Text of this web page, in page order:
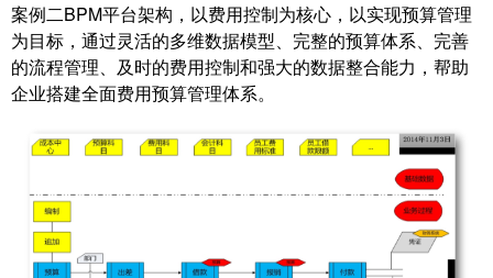
案例二BPM平台架构，以费用控制为核心，以实现预算管理
为目标，通过灵活的多维数据模型、完整的预算体系、完善
的流程管理、及时的费用控制和强大的数据整合能力，帮助
企业搭建全面费用预算管理体系。